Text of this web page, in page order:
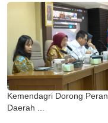
Kemendagri Dorong Peran
Daerah ...